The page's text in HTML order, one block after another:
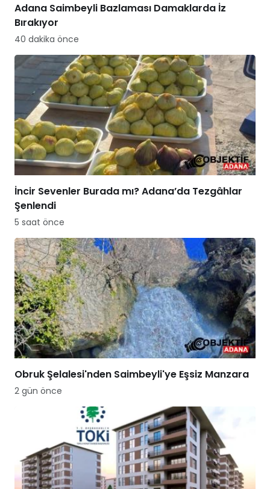
Adana Saimbeyli Bazlaması Damaklarda İz
Bırakıyor
40 dakika önce
İncir Sevenler Burada mı? Adana’da Tezgâhlar
Şenlendi
5 saat önce
Obruk Şelalesi'nden Saimbeyli'ye Eşsiz Manzara
2 gün önce